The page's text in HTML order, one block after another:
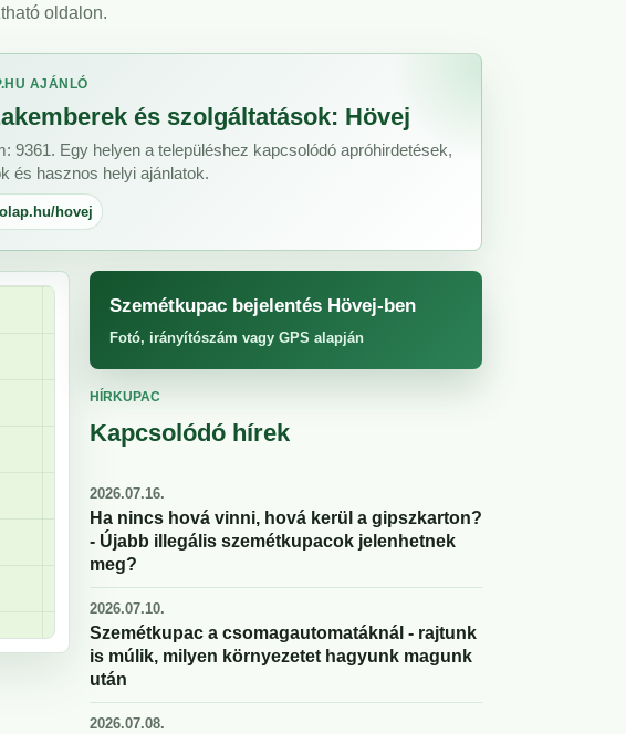
oldalon.
AJÁNLÓ
és szolgáltatások: Hövej
9361. Egy helyen a településhez kapcsolódó apróhirdetések,
és hasznos helyi ajánlatok.
hovej
Szemétkupac bejelentés Hövej-ben
Fotó, irányítószám vagy GPS alapján
HÍRKUPAC
Kapcsolódó hírek
2026.07.16.
Ha nincs hová vinni, hová kerül a gipszkarton?
- Újabb illegális szemétkupacok jelenhetnek
meg?
2026.07.10.
Szemétkupac a csomagautomatáknál - rajtunk
is múlik, milyen környezetet hagyunk magunk
után
2026.07.08.